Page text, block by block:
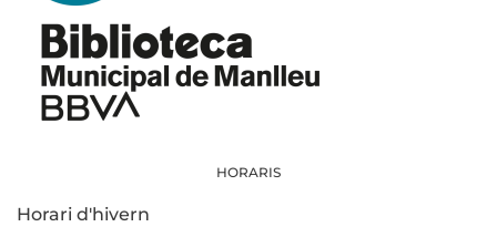
HORARIS
Horari d'hivern